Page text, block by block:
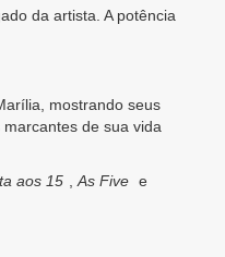
da artista. A potência
mostrando seus
de sua vida
aos 15 As Five e